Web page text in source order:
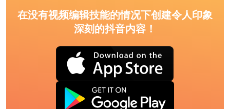
在没有视频编辑技能的情况下创建令人印象
深刻的抖音内容！